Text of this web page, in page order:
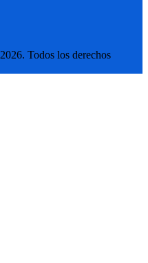
Todos los derechos